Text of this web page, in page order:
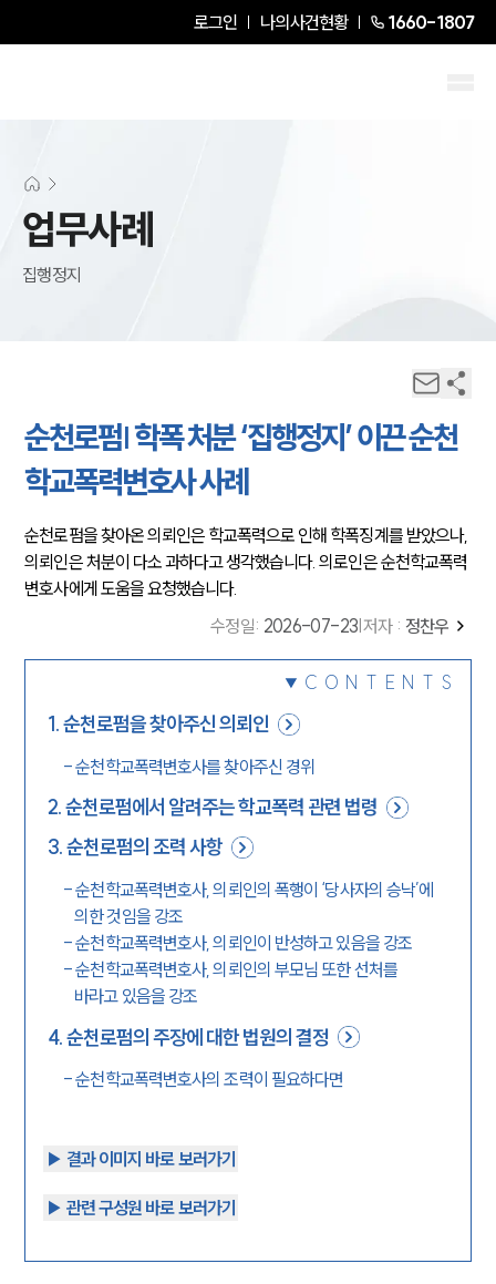
로그인 나의사건현황 1660-1807
업무사례
집행정지
순천로펌| 학폭 처분 ‘집행정지’ 이끈 순천
학교폭력변호사 사례
순천로펌을 찾아온 의뢰인은 학교폭력으로 인해 학폭징계를 받았으나,
의뢰인은 처분이 다소 과하다고 생각했습니다. 의로인은 순천학교폭력
변호사에게 도움을 요청했습니다.
수정일: 2026-07-23 저자 : 정찬우
CONTENTS
1.순천로펌을 찾아주신 의뢰인
-순천학교폭력변호사를 찾아주신 경위
2.순천로펌에서 알려주는 학교폭력 관련 법령
3.순천로펌의 조력 사항
-순천학교폭력변호사, 의뢰인의 폭행이 ‘당사자의 승낙’에
의한 것임을 강조
-순천학교폭력변호사, 의뢰인이 반성하고 있음을 강조
-순천학교폭력변호사, 의뢰인의 부모님 또한 선처를
바라고 있음을 강조
4.순천로펌의 주장에 대한 법원의 결정
-순천학교폭력변호사의 조력이 필요하다면
▶︎ 결과 이미지 바로 보러가기
▶︎ 관련 구성원 바로 보러가기